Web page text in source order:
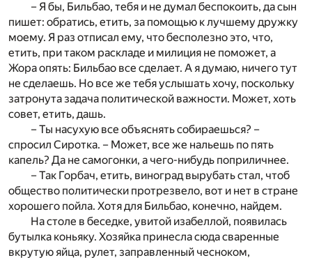
– Я бы, Бильбао, тебя и не думал беспокоить, да сын
пишет: обратись, етить, за помощью к лучшему дружку
моему. Я раз отписал ему, что бесполезно это, что,
етить, при таком раскладе и милиция не поможет, а
Жора опять: Бильбао все сделает. А я думаю, ничего тут
не сделаешь. Но все же тебя услышать хочу, поскольку
затронута задача политической важности. Может, хоть
совет, етить, дашь.
– Ты насухую все объяснять собираешься? –
спросил Сиротка. – Может, все же нальешь по пять
капель? Да не самогонки, а чего-нибудь поприличнее.
– Так Горбач, етить, виноград вырубать стал, чтоб
общество политически протрезвело, вот и нет в стране
хорошего пойла. Хотя для Бильбао, конечно, найдем.
На столе в беседке, увитой изабеллой, появилась
бутылка коньяку. Хозяйка принесла сюда сваренные
вкрутую яйца, рулет, заправленный чесноком,